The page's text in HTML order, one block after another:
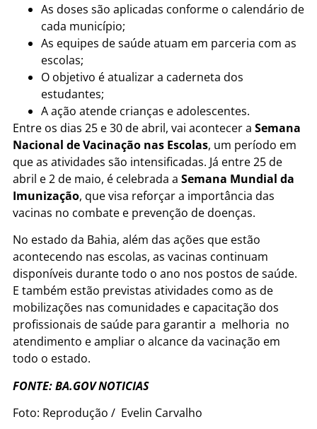
As doses são aplicadas conforme o calendário de
cada município;
As equipes de saúde atuam em parceria com as
escolas;
O objetivo é atualizar a caderneta dos
estudantes;
A ação atende crianças e adolescentes.
Entre os dias 25 e 30 de abril, vai acontecer a Semana
Nacional de Vacinação nas Escolas, um período em
que as atividades são intensificadas. Já entre 25 de
abril e 2 de maio, é celebrada a Semana Mundial da
Imunização, que visa reforçar a importância das
vacinas no combate e prevenção de doenças.
No estado da Bahia, além das ações que estão
acontecendo nas escolas, as vacinas continuam
disponíveis durante todo o ano nos postos de saúde.
E também estão previstas atividades como as de
mobilizações nas comunidades e capacitação dos
profissionais de saúde para garantir a melhoria no
atendimento e ampliar o alcance da vacinação em
todo o estado.
FONTE: BA.GOV NOTICIAS
Foto: Reprodução / Evelin Carvalho